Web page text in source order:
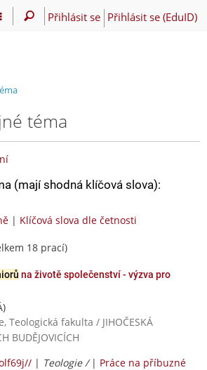
Přihlásit se Přihlásit se (EduID)
téma
(mají shodná klíčová slova):
| Klíčová slova dle četnosti
18 prací)
na životě společenství - výzva pro
Teologická fakulta / JIHOČESKÁ
BUDĚJOVICÍCH
| Teologie / | Práce na příbuzné